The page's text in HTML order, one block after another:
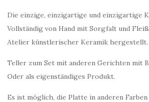
Die einzige, einzigartige und einzigartige
Vollständig von Hand mit Sorgfalt und
Atelier künstlerischer Keramik hergestellt.
Teller zum Set mit anderen Gerichten mit
Oder als eigenständiges Produkt.
Es ist möglich, die Platte in anderen